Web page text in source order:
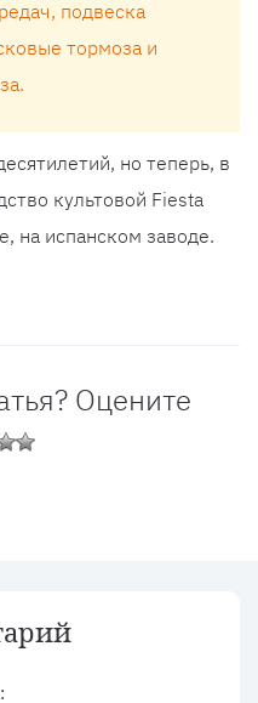
подвеска
тормоза и
но теперь, в
культовой Fiesta
на испанском заводе.
Оцените